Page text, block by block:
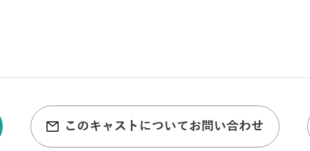
このキャストについてお問い合わせ